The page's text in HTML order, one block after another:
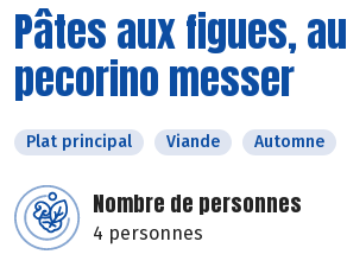
Pâtes aux figues,
pecorino messer
Plat principal Viande Automne
Nombre de personnes
4 personnes